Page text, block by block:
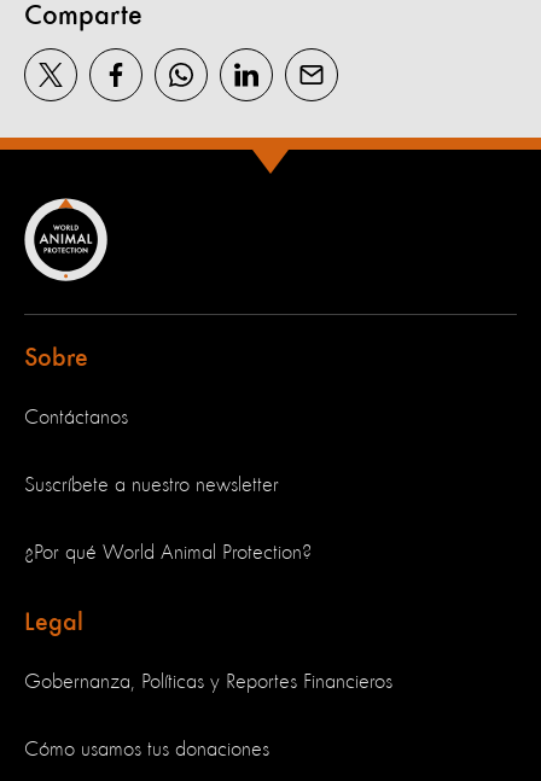
Comparte
Sobre
Contáctanos
Suscríbete a nuestro newsletter
¿Por qué World Animal Protection?
Legal
Gobernanza, Políticas y Reportes Financieros
Cómo usamos tus donaciones